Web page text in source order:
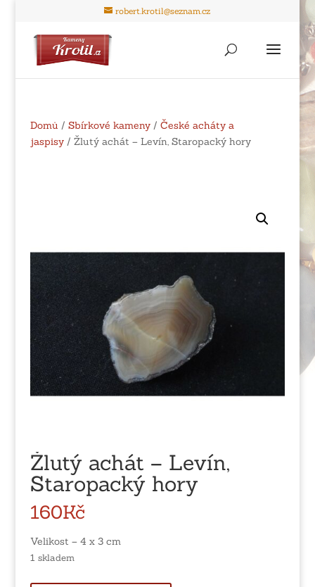
robert.krotil@seznam.cz
Domů / Sbírkové kameny/ České acháty a
jaspisy/ Žlutý achát – Levín, Staropacký hory
Žlutý achát – Levín,
Staropacký hory
160Kč
Velikost – 4 x 3 cm
1 skladem